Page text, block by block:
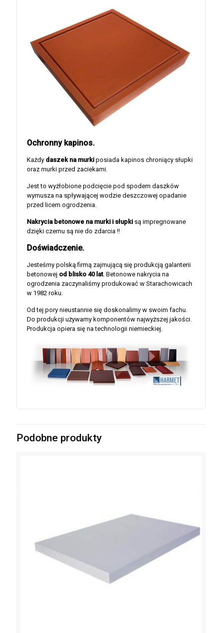
Ochronny kapinos.
Każdy daszek na murki posiada kapinos chroniący słupki
oraz murki przed zaciekami.
Jest to wyżłobione podcięcie pod spodem daszków
wymusza na spływającej wodzie deszczowej opadanie
przed licem ogrodzenia.
Nakrycia betonowe na murki i słupki są impregnowane
dzięki czemu są nie do zdarcia !!
Doświadczenie.
Jesteśmy polską firmą zajmującą się produkcją galanterii
betonowej od blisko 40 lat. Betonowe nakrycia na
ogrodzenia zaczynaliśmy produkować w Starachowicach
w 1982 roku.
Od tej pory nieustannie się doskonalimy w swoim fachu.
Do produkcji używamy komponentów najwyższej jakości.
Produkcja opiera się na technologii niemieckiej.
Podobne produkty